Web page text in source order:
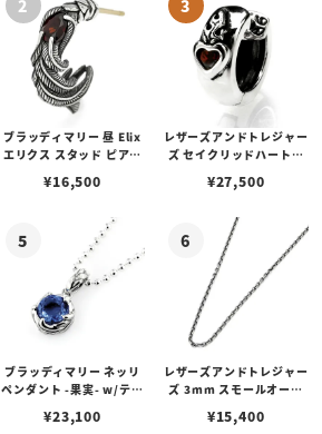
ブラッディマリー 昼 Elix
エリクス スタッド ピアス
¥16,500
レザーズアンドトレジャー
ズ セイクリッドハートピ
¥27,500
ブラッディマリー ネッリ
ペンダント -果実- w/ティ
¥23,100
レザーズアンドトレジャー
ズ 3mm スモールオーバ
ブスタークラスプ＆LTロ
¥15,400